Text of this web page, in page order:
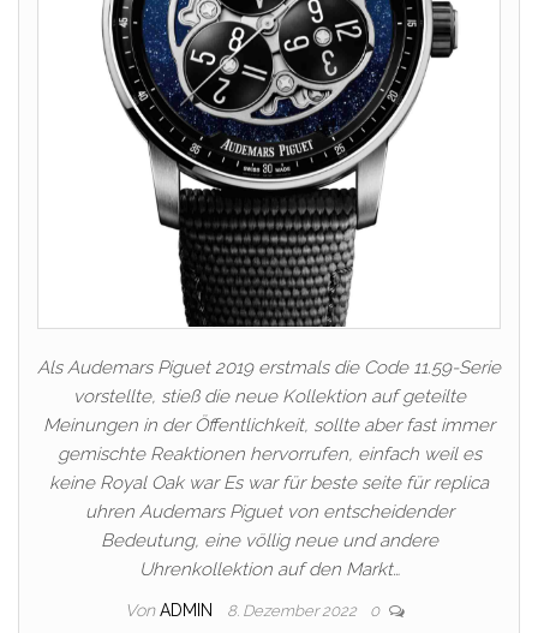
Als Audemars Piguet 2019 erstmals die Code 11.59-Serie
vorstellte, stieß die neue Kollektion auf geteilte
Meinungen in der Öffentlichkeit, sollte aber fast immer
gemischte Reaktionen hervorrufen, einfach weil es
keine Royal Oak war Es war für beste seite für replica
uhren Audemars Piguet von entscheidender
Bedeutung, eine völlig neue und andere
Uhrenkollektion auf den Markt…
Von ADMIN 8. Dezember 2022 0